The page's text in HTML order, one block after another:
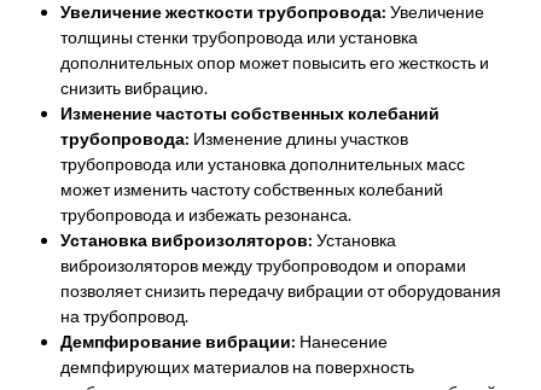
Увеличение жесткости трубопровода: Увеличение
толщины стенки трубопровода или установка
дополнительных опор может повысить его жесткость и
снизить вибрацию.
Изменение частоты собственных колебаний
трубопровода: Изменение длины участков
трубопровода или установка дополнительных масс
может изменить частоту собственных колебаний
трубопровода и избежать резонанса.
Установка виброизоляторов: Установка
виброизоляторов между трубопроводом и опорами
позволяет снизить передачу вибрации от оборудования
на трубопровод.
Демпфирование вибрации: Нанесение
демпфирующих материалов на поверхность